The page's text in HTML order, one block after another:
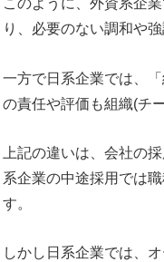
り、必要のない調和や
一方で日系企業では、
の責任や評価も組織(チ
上記の違いは、会社の
系企業の中途採用では
す。
しかし日系企業では、